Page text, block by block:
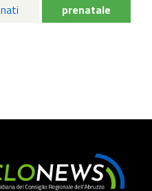
prenatale